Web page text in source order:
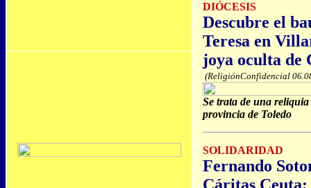
DIÓCESIS
Descubre el
Teresa en
joya oculta de
(ReligiónConfidencial
Se trata de una
provincia de Toledo
SOLIDARIDAD
Fernando